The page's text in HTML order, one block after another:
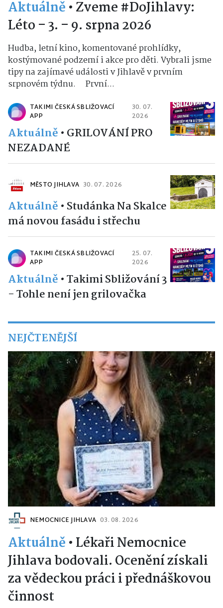
Aktuálně • Zveme #DoJihlavy:
Léto – 3. – 9. srpna 2026
Hudba, letní kino, komentované prohlídky,
kostýmované podzemí i akce pro děti. Vybrali jsme
tipy na zajímavé události v Jihlavě v prvním
srpnovém týdnu. První...
TAKIMI ČESKÁ SBLIŽOVACÍ
APP
30. 07.
2026
Aktuálně • GRILOVÁNÍ PRO
NEZADANÉ
MĚSTO JIHLAVA 30. 07. 2026
Aktuálně • Studánka Na Skalce
má novou fasádu i střechu
TAKIMI ČESKÁ SBLIŽOVACÍ
APP
25. 07.
2026
Aktuálně •Takimi Sbližování 3
- Tohle není jen grilovačka
NEJČTENĚJŠÍ
NEMOCNICE JIHLAVA 03. 08. 2026
Aktuálně • Lékaři Nemocnice
Jihlava bodovali. Ocenění získali
za vědeckou práci i přednáškovou
činnost